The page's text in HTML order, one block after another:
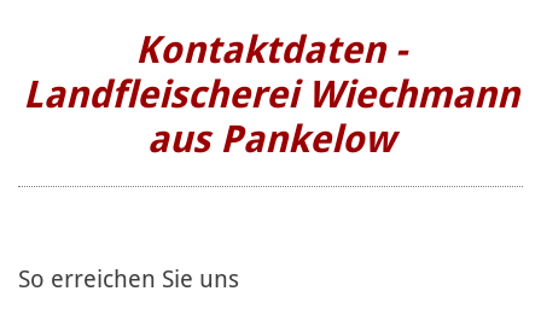
Kontaktdaten -
Landfleischerei Wiechmann
aus Pankelow
So erreichen Sie uns